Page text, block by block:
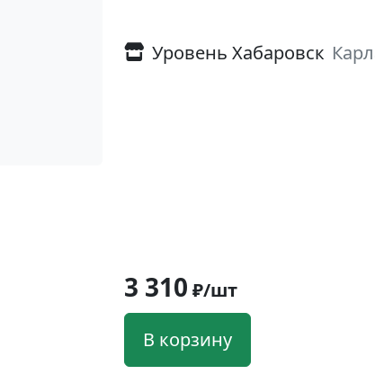
Уровень Хабаровск
3 310 ₽/шт
В корзину